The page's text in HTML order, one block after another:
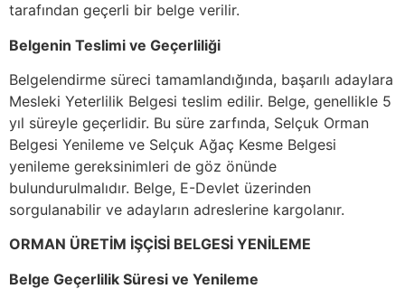
tarafından geçerli bir belge verilir.
Belgenin Teslimi ve Geçerliliği
Belgelendirme süreci tamamlandığında, başarılı adaylara
Mesleki Yeterlilik Belgesi teslim edilir. Belge, genellikle 5
yıl süreyle geçerlidir. Bu süre zarfında, Selçuk Orman
Belgesi Yenileme ve Selçuk Ağaç Kesme Belgesi
yenileme gereksinimleri de göz önünde
bulundurulmalıdır. Belge, E-Devlet üzerinden
sorgulanabilir ve adayların adreslerine kargolanır.
ORMAN ÜRETİM İŞÇİSİ BELGESİ YENİLEME
Belge Geçerlilik Süresi ve Yenileme